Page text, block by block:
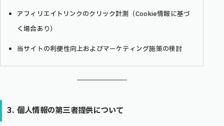
アフィリエイトリンクのクリック計測（Cookie情報に基づ
く場合あり）
当サイトの利便性向上およびマーケティング施策の検討
3. 個人情報の第三者提供について